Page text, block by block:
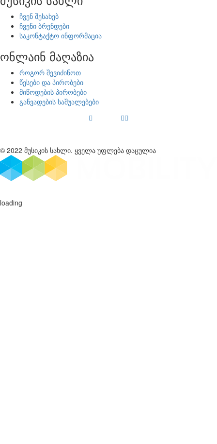
ჩვენ შესახებ
ჩვენი ბრენდები
საკონტაქტო ინფორმაცია
ონლაინ მაღაზია
როგორ შევიძინოთ
წესები და პირობები
მიწოდების პირობები
განვადების საშუალებები
© 2022 მუსიკის სახლი. ყველა უფლება დაცულია
loading